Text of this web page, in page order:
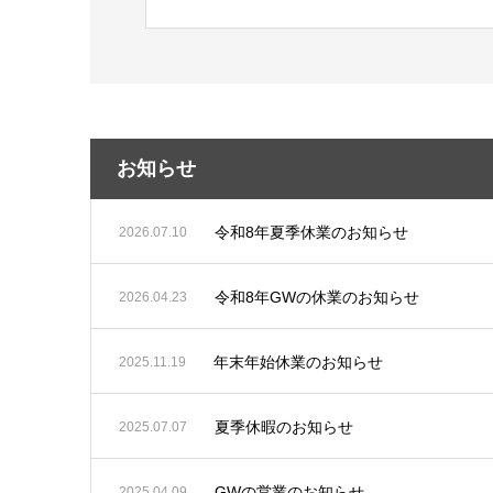
お知らせ
2026.07.10 令和8年夏季休業のお知らせ
2026.04.23 令和8年GWの休業のお知らせ
2025.11.19 年末年始休業のお知らせ
2025.07.07 夏季休暇のお知らせ